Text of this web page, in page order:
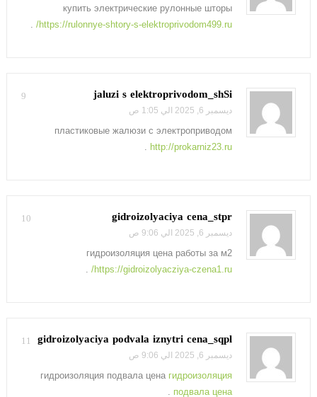
купить электрические рулонные шторы
https://rulonnye-shtory-s-elektroprivodom499.ru/
.
9 jaluzi s elektroprivodom_shSi
ديسمبر 6, 2025 الي 1:05 ص
пластиковые жалюзи с электроприводом
http://prokarniz23.ru
.
10 gidroizolyaciya cena_stpr
ديسمبر 6, 2025 الي 9:06 ص
гидроизоляция цена работы за м2
https://gidroizolyacziya-czena1.ru/
.
11 gidroizolyaciya podvala iznytri cena_sqpl
ديسمبر 6, 2025 الي 9:06 ص
гидроизоляция подвала цена гидроизоляция
подвала цена
.